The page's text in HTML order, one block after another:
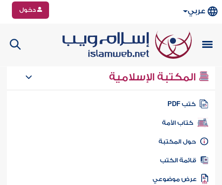
عربي دخول
المكتبة الإسلامية
كتب PDF
كتاب الأمة
المكتبة
الكتب